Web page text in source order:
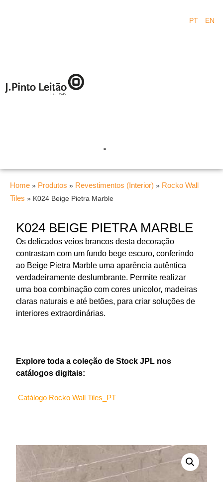
PT EN
Home » Produtos » Revestimentos (Interior) » Rocko Wall
Tiles » K024 Beige Pietra Marble
K024 BEIGE PIETRA MARBLE
Os delicados veios brancos desta decoração
contrastam com um fundo bege escuro, conferindo
ao Beige Pietra Marble uma aparência autêntica
verdadeiramente deslumbrante. Permite realizar
uma boa combinação com cores unicolor, madeiras
claras naturais e até betões, para criar soluções de
interiores extraordinárias.
Explore toda a coleção de Stock JPL nos
catálogos digitais:
Catálogo Rocko Wall Tiles_PT